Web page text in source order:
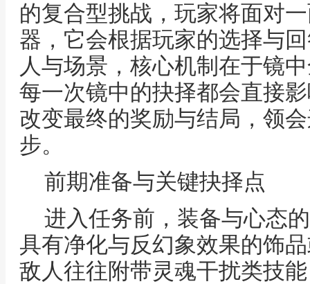
的复合型挑战，玩家将面对
器，它会根据玩家的选择与
人与场景，核心机制在于镜
每一次镜中的抉择都会直接
改变最终的奖励与结局，领
步。
前期准备与关键抉择点
进入任务前，装备与心态
具有净化与反幻象效果的饰
敌人往往附带灵魂干扰类技